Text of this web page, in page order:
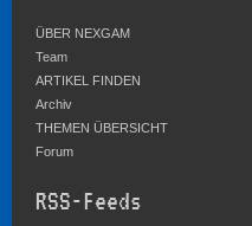
ÜBER NEXGAM
Team
ARTIKEL FINDEN
Archiv
THEMEN ÜBERSICHT
Forum
RSS-Feeds